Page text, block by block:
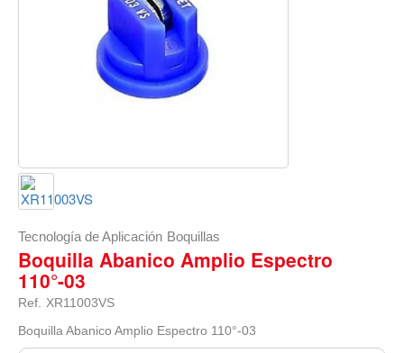
Tecnología de Aplicación Boquillas
Boquilla Abanico Amplio Espectro
110°-03
Ref. XR11003VS
Boquilla Abanico Amplio Espectro 110°-03